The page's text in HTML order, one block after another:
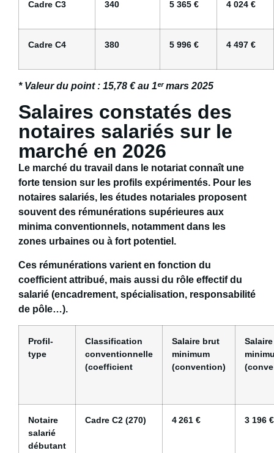
Cadre C3 340 5 365 € 4 024 €
Cadre C4 380 5 996 € 4 497 €
* Valeur du point : 15,78 € au 1ᵉʳ mars 2025
Salaires constatés des
notaires salariés sur le
marché en 2026
Le marché du travail dans le notariat connaît une
forte tension sur les profils expérimentés. Pour les
notaires salariés, les études notariales proposent
souvent des rémunérations supérieures aux
minima conventionnels, notamment dans les
zones urbaines ou à fort potentiel.
Ces rémunérations varient en fonction du
coefficient attribué, mais aussi du rôle effectif du
salarié (encadrement, spécialisation, responsabilité
de pôle…).
Profil-
type
Classification
conventionnelle
(coefficient
Salaire brut
minimum
(convention)
Notaire
salarié
débutant
Cadre C2 (270) 4 261 € 3 196 €